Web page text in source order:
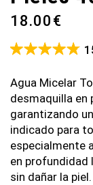
18.00 €
de 5 en
base a
de
clientes
Agua Micelar
desmaquilla en
garantizando
indicado para
especialmente
en profundidad
sin dañar la